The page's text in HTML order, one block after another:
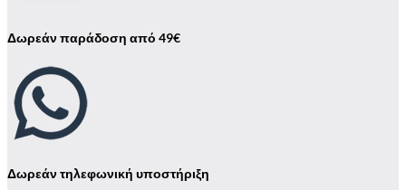
Δωρεάν παράδοση από 49€
Δωρεάν τηλεφωνική υποστήριξη